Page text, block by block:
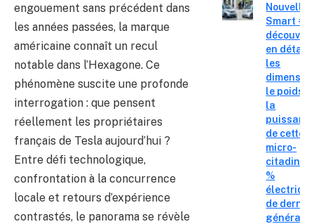
engouement sans précédent dans
les années passées, la marque
américaine connaît un recul
notable dans l’Hexagone. Ce
phénomène suscite une profonde
interrogation : que pensent
réellement les propriétaires
français de Tesla aujourd’hui ?
Entre défi technologique,
confrontation à la concurrence
locale et retours d’expérience
contrastés, le panorama se révèle
Nouvelle
Smart #2
en détail
les
le poids
la
de cette
micro-
citadine
%
de